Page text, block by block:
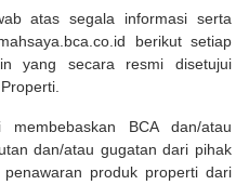
atas segala informasi serta
berikut setiap
yang secara resmi disetujui
BCA dan/atau
dan/atau gugatan dari pihak
produk properti dari